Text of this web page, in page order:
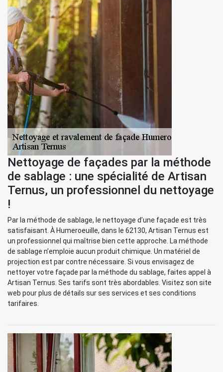
Nettoyage de façades par la méthode
de sablage : une spécialité de Artisan
Ternus, un professionnel du nettoyage
!
Par la méthode de sablage, le nettoyage d’une façade est très
satisfaisant. À Humeroeuille, dans le 62130, Artisan Ternus est
un professionnel qui maîtrise bien cette approche. La méthode
de sablage n’emploie aucun produit chimique. Un matériel de
projection est par contre nécessaire. Si vous envisagez de
nettoyer votre façade par la méthode du sablage, faites appel à
Artisan Ternus. Ses tarifs sont très abordables. Visitez son site
web pour plus de détails sur ses services et ses conditions
tarifaires.